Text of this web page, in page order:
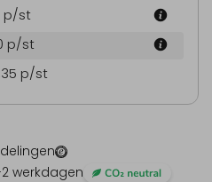
werkdagen
p/st
p/st
p/st